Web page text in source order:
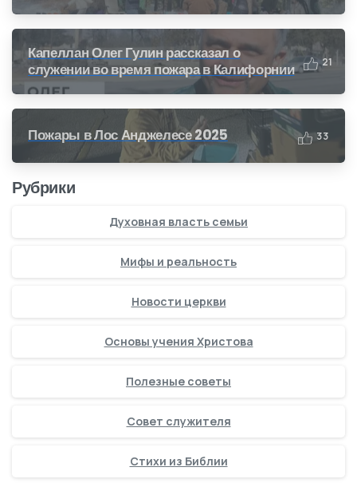
Капеллан Олег Гулин рассказал о
служении во время пожара в Калифорнии
21
Пожары в Лос Анджелесе 2025 33
Рубрики
Духовная власть семьи
Мифы и реальность
Новости церкви
Основы учения Христова
Полезные советы
Совет служителя
Стихи из Библии